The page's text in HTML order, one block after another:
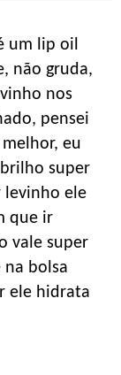
um lip oil
não gruda,
nos
pensei
eu
super
levinho ele
que ir
vale super
na bolsa
ele hidrata